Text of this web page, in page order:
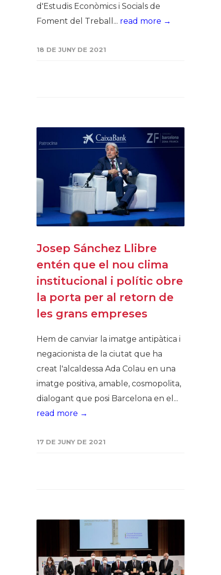
d'Estudis Econòmics i Socials de
Foment del Treball... read more →
18 DE JUNY DE 2021
Josep Sánchez Llibre
entén que el nou clima
institucional i polític obre
la porta per al retorn de
les grans empreses
Hem de canviar la imatge antipàtica i
negacionista de la ciutat que ha
creat l'alcaldessa Ada Colau en una
imatge positiva, amable, cosmopolita,
dialogant que posi Barcelona en el...
read more →
17 DE JUNY DE 2021